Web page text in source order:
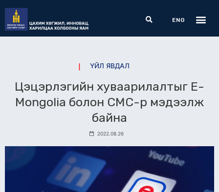
content
Search
ENG
ҮЙЛ ЯВДАЛ
Цэцэрлэгийн хуваарилалтыг E-
Mongolia болон СМС-р мэдээлж
байна
2022.08.26